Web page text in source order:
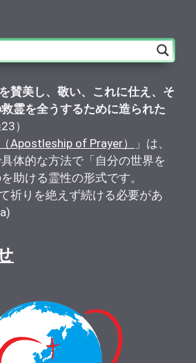
賛美し、敬い、これに仕え、そ
霊を全うするために造られた
）
Apostleship of Prayer）
」は、
体的な方法で「自分の世界を
助ける霊性の形式です。
りを絶えず続ける必要があ